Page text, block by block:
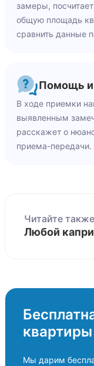
замеры,
общую площадь
сравнить данные
Помощь и
В ходе приемки
выявленным
расскажет о
приема-передачи.
Читайте
Любой
квартиры
Мы дарим